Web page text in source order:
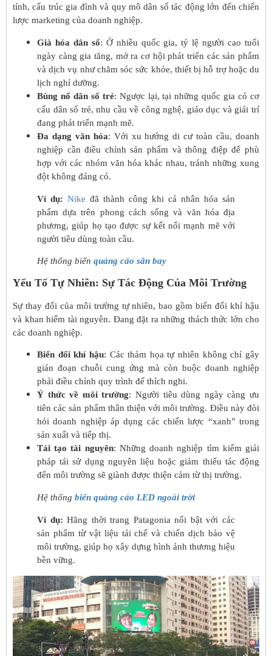
tính, cấu trúc gia đình và quy mô dân số tác động lớn đến chiến
lược marketing của doanh nghiệp.
Già hóa dân số: Ở nhiều quốc gia, tỷ lệ người cao tuổi
ngày càng gia tăng, mở ra cơ hội phát triển các sản phẩm
và dịch vụ như chăm sóc sức khỏe, thiết bị hỗ trợ hoặc du
lịch nghỉ dưỡng.
Bùng nổ dân số trẻ: Ngược lại, tại những quốc gia có cơ
cấu dân số trẻ, nhu cầu về công nghệ, giáo dục và giải trí
đang phát triển mạnh mẽ.
Đa dạng văn hóa: Với xu hướng di cư toàn cầu, doanh
nghiệp cần điều chỉnh sản phẩm và thông điệp để phù
hợp với các nhóm văn hóa khác nhau, tránh những xung
đột không đáng có.
Ví dụ: Nike đã thành công khi cá nhân hóa sản
phẩm dựa trên phong cách sống và văn hóa địa
phương, giúp họ tạo được sự kết nối mạnh mẽ với
người tiêu dùng toàn cầu.
Hệ thống biển quảng cáo sân bay
Yếu Tố Tự Nhiên: Sự Tác Động Của Môi Trường
Sự thay đổi của môi trường tự nhiên, bao gồm biến đổi khí hậu
và khan hiếm tài nguyên. Đang đặt ra những thách thức lớn cho
các doanh nghiệp.
Biến đổi khí hậu: Các thảm họa tự nhiên không chỉ gây
gián đoạn chuỗi cung ứng mà còn buộc doanh nghiệp
phải điều chỉnh quy trình để thích nghi.
Ý thức về môi trường: Người tiêu dùng ngày càng ưu
tiên các sản phẩm thân thiện với môi trường. Điều này đòi
hỏi doanh nghiệp áp dụng các chiến lược “xanh” trong
sản xuất và tiếp thị.
Tái tạo tài nguyên: Những doanh nghiệp tìm kiếm giải
pháp tái sử dụng nguyên liệu hoặc giảm thiểu tác động
đến môi trường sẽ giành được thiện cảm từ thị trường.
Hệ thống biển quảng cáo LED ngoài trời
Ví dụ: Hãng thời trang Patagonia nổi bật với các
sản phẩm từ vật liệu tái chế và chiến dịch bảo vệ
môi trường, giúp họ xây dựng hình ảnh thương hiệu
bền vững.